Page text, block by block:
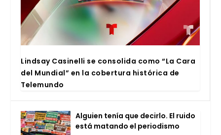
Lind­say Casi­ne­lli se con­so­li­da como “La Cara
del Mun­dial” en la cober­tu­ra his­tó­ri­ca de
Tele­mun­do
Alguien tenía que decir­lo. El rui­do
está matan­do el perio­dis­mo